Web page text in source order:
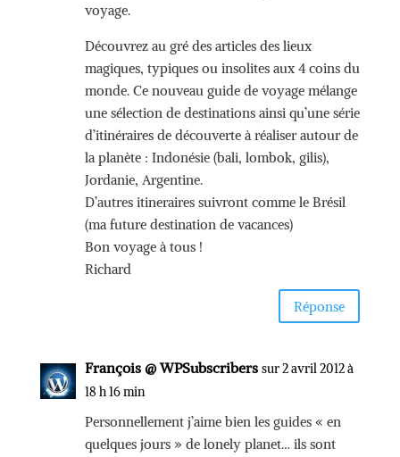
voyage.
Découvrez au gré des articles des lieux
magiques, typiques ou insolites aux 4 coins du
monde. Ce nouveau guide de voyage mélange
une sélection de destinations ainsi qu’une série
d’itinéraires de découverte à réaliser autour de
la planète : Indonésie (bali, lombok, gilis),
Jordanie, Argentine.
D’autres itineraires suivront comme le Brésil
(ma future destination de vacances)
Bon voyage à tous !
Richard
Réponse
François @ WPSubscribers sur 2 avril 2012 à
18 h 16 min
Personnellement j’aime bien les guides « en
quelques jours » de lonely planet… ils sont